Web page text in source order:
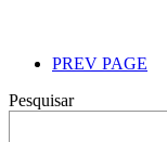
PREV PAGE
Pesquisar